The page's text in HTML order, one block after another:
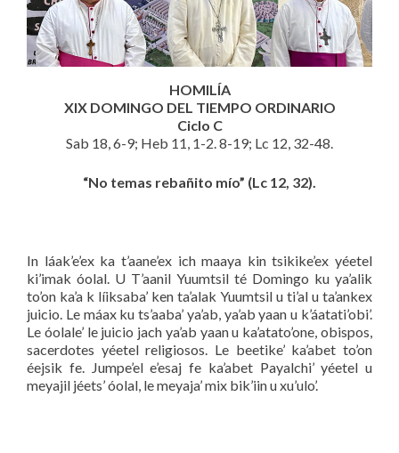
HOMILÍA
XIX DOMINGO DEL TIEMPO ORDINARIO
Ciclo C
Sab 18, 6-9; Heb 11, 1-2. 8-19; Lc 12, 32-48.
“No temas rebañito mío” (Lc 12, 32).
In láak’e’ex ka t’aane’ex ich maaya kin tsikike’ex yéetel
ki’imak óolal. U T’aanil Yuumtsil té Domingo ku ya’alik
to’on ka’a k líiksaba’ ken ta’alak Yuumtsil u ti’al u ta’ankex
juicio. Le máax ku ts’aaba’ ya’ab, ya’ab yaan u k’áatati’obi’.
Le óolale’ le juicio jach ya’ab yaan u ka’atato’one, obispos,
sacerdotes yéetel religiosos. Le beetike’ ka’abet to’on
éejsik fe. Jumpe’el e’esaj fe ka’abet Payalchi’ yéetel u
meyajil jéets’ óolal, le meyaja’ mix bik’iin u xu’ulo’.